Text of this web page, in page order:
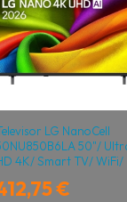
LG NanoCell
50"/
4K/ Smart TV/ WiFi/
€